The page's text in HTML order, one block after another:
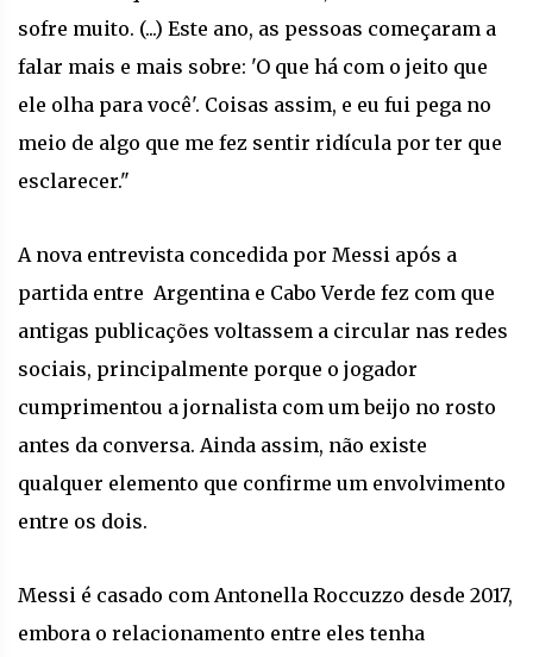
sofre muito. (...) Este ano, as pessoas começaram a
falar mais e mais sobre: 'O que há com o jeito que
ele olha para você'. Coisas assim, e eu fui pega no
meio de algo que me fez sentir ridícula por ter que
esclarecer."
A nova entrevista concedida por Messi após a
partida entre Argentina e Cabo Verde fez com que
antigas publicações voltassem a circular nas redes
sociais, principalmente porque o jogador
cumprimentou a jornalista com um beijo no rosto
antes da conversa. Ainda assim, não existe
qualquer elemento que confirme um envolvimento
entre os dois.
Messi é casado com Antonella Roccuzzo desde 2017,
embora o relacionamento entre eles tenha